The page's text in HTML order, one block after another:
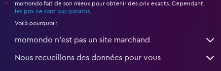
*
momondo fait de son mieux pour obtenir des prix exacts. Cependant,
les prix ne sont pas garantis.
Voilà pourquoi :
momondo n'est pas un site marchand
Nous recueillons des données pour vous